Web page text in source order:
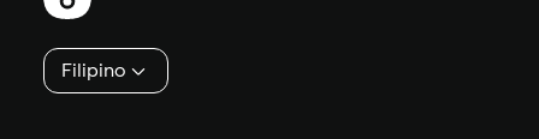
Filipino